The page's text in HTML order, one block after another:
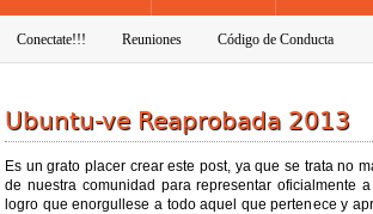
Conectate!!! Reuniones Código de Conducta
Ubuntu-ve Reaprobada 2013
Es un grato placer crear este post, ya que se trata no
de nuestra comunidad para representar oficialmente
logro que enorgullese a todo aquel que pertenece y